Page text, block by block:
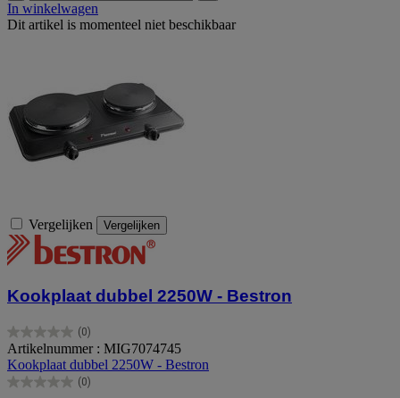
In winkelwagen
Dit artikel is momenteel niet beschikbaar
Vergelijken Vergelijken
Kookplaat dubbel 2250W - Bestron
(0)
0.0
van
de
5
Artikelnummer : MIG7074745
Kookplaat dubbel 2250W - Bestron
(0)
0.0